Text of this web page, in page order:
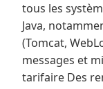
tous les
Java,
(Tomcat,
messages et
tarifaire Des